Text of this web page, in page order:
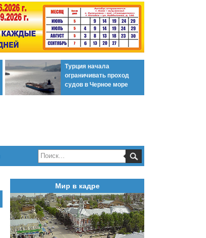
Турция начала
ограничивать проход
судов в Черное море
Мир в кадре